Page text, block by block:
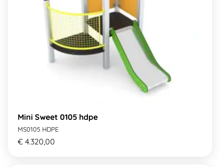
Mini Sweet 0105 hdpe
MS0105 HDPE
€ 4.320,00